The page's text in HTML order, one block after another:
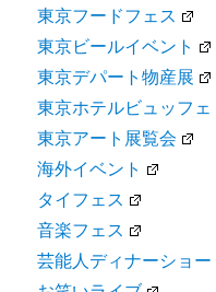
東京フードフェス
東京ビールイベント
東京デパート物産展
東京ホテルビュッフェ
東京アート展覧会
海外イベント
タイフェス
音楽フェス
芸能人ディナーショー